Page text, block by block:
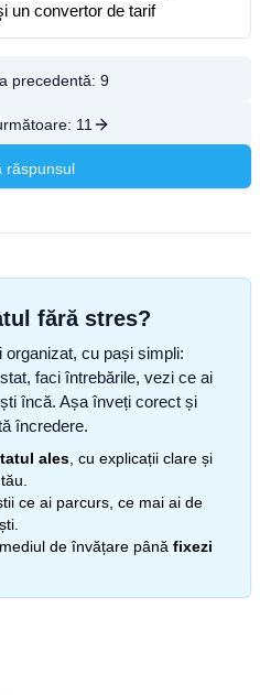
marcat electronic fiscal şi un convertor de tarif
precedentă: 9
11
răspunsul
fără stres?
organizat, cu pași simpli:
faci întrebările, vezi ce ai
încă. Așa înveți corect și
încredere.
ales , cu explicații clare și
ce ai parcurs, ce mai ai de
de învățare până fixezi